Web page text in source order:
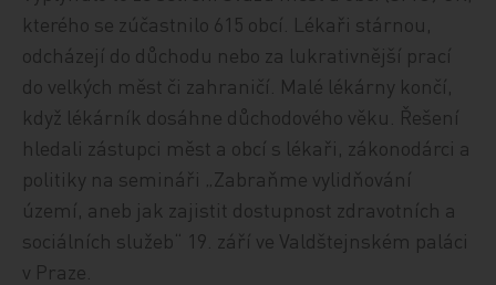
kterého se zúčastnilo 615 obcí. Lékaři stárnou,
odcházejí do důchodu nebo za lukrativnější prací
do velkých měst či zahraničí. Malé lékárny končí,
když lékárník dosáhne důchodového věku. Řešení
hledali zástupci měst a obcí s lékaři, zákonodárci a
politiky na semináři „Zabraňme vylidňování
území, aneb jak zajistit dostupnost zdravotních a
sociálních služeb“ 19. září ve Valdštejnském paláci
v Praze.